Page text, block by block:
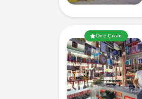
Öne Çıkan